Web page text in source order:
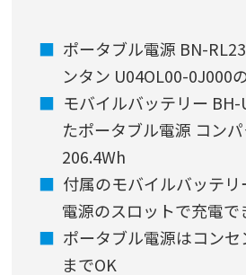
ポータブル電源 BN-
ンタン U04OL00-0J000
モバイルバッテリー
たポータブル電源 コン
206.4Wh
付属のモバイルバッテ
電源のスロットで充電で
ポータブル電源はコンセ
までOK